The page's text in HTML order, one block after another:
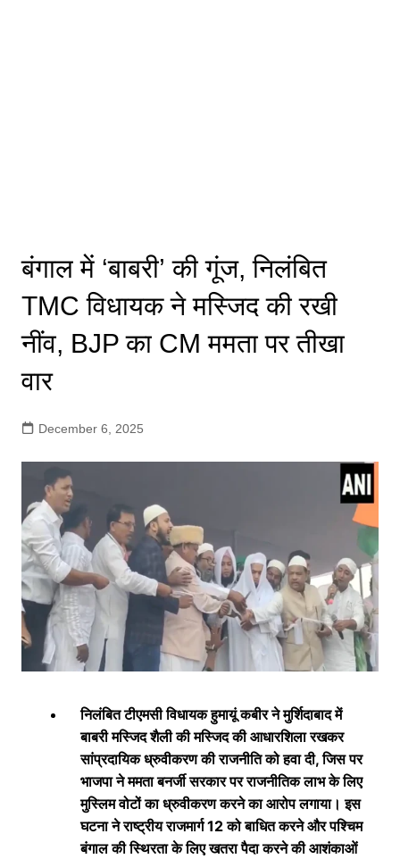
बंगाल में ‘बाबरी’ की गूंज, निलंबित
TMC विधायक ने मस्जिद की रखी
नींव, BJP का CM ममता पर तीखा
वार
December 6, 2025
निलंबित टीएमसी विधायक हुमायूं कबीर ने मुर्शिदाबाद में
बाबरी मस्जिद शैली की मस्जिद की आधारशिला रखकर
सांप्रदायिक ध्रुवीकरण की राजनीति को हवा दी, जिस पर
भाजपा ने ममता बनर्जी सरकार पर राजनीतिक लाभ के लिए
मुस्लिम वोटों का ध्रुवीकरण करने का आरोप लगाया। इस
घटना ने राष्ट्रीय राजमार्ग 12 को बाधित करने और पश्चिम
बंगाल की स्थिरता के लिए खतरा पैदा करने की आशंकाओं